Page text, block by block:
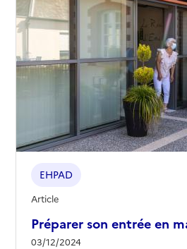
Préparer son entrée en
03/12/2024
EHPAD
Article